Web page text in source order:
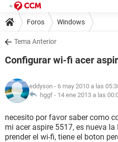
Foros Windows
Tema Anterior
Configurar wi-fi acer
eddyson - 6 may 2010 a las
hggf - 14 ene 2013 a las
necesito por favor saber como
mi acer aspire 5517, es nueva
prender el wi-fi, tiene el boton